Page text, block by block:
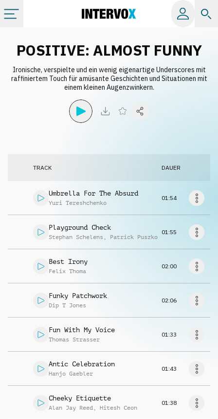
Alle Alben
POSITIVE: ALMOST FUNNY
Ironische, verspielte und ein wenig eigenartige Underscores mit
raffiniertem Touch für amüsante Geschichten und Situationen mit
einem kleinen Augenzwinkern.
TRACK DAUER
Umbrella For The Absurd
Yuri Tereshchenko
01:54
Playground Check
Stephan Schelens , Patrick Puszko
01:55
Best Irony
Felix Thoma
02:00
Funky Patchwork
Dip T Jones
02:06
Fun With My Voice
Thomas Strasser
01:33
Antic Celebration
Hanjo Gaebler
01:43
Cheeky Etiquette
Alan Jay Reed , Hitesh Ceon
01:38